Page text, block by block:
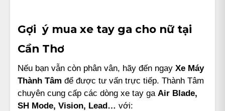
Gợi ý mua xe tay ga cho nữ tại
Cần Thơ
Nếu bạn vẫn còn phân vân, hãy đến ngay Xe Máy
Thành Tâm để được tư vấn trực tiếp. Thành Tâm
chuyên cung cấp các dòng xe tay ga Air Blade,
SH Mode, Vision, Lead… với: